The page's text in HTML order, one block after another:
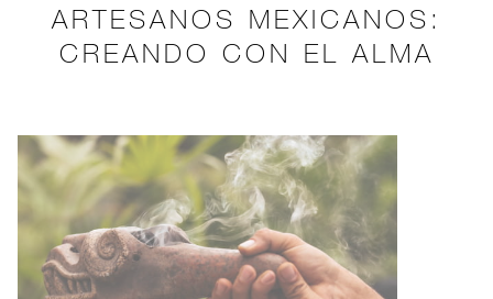
ARTESANOS MEXICANOS:
CREANDO CON EL ALMA